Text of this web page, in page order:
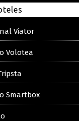
Viator
Volotea
Smartbox